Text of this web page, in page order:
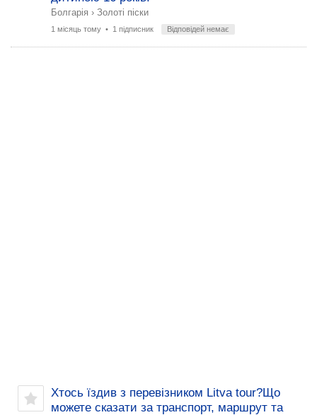
Болгарія › Золоті піски
1 місяць тому • 1 підписник Відповідей немає
Хтось їздив з перевізником Litva tour?Що
можете сказати за транспорт, маршрут та